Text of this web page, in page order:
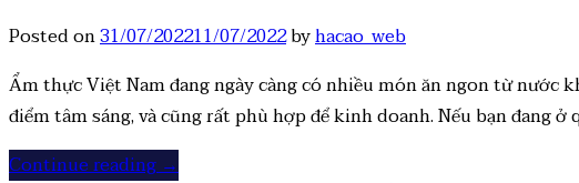
Posted on31/07/202211/07/2022byhacao_web
Ẩm thực Việt Nam đang ngày càng có nhiều món ăn ngon từ nước
điểm tâm sáng, và cũng rất phù hợp để kinh doanh. Nếu bạn đang ở
Continue reading→